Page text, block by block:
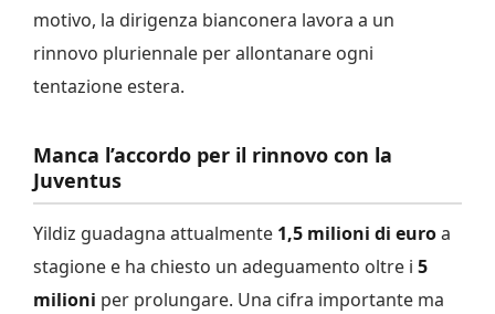
motivo, la dirigenza bianconera lavora a un
rinnovo pluriennale per allontanare ogni
tentazione estera.
Manca l’accordo per il rinnovo con la
Juventus
Yildiz guadagna attualmente 1,5 milioni di euroa
stagione e ha chiesto un adeguamento oltre i 5
milioni per prolungare. Una cifra importante ma